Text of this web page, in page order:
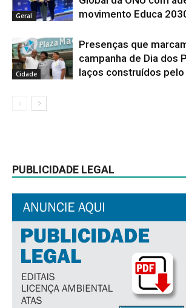
Geral
movimento Educa
Cidade
Presenças que
campanha de Dia dos
laços construídos
PUBLICIDADE LEGAL